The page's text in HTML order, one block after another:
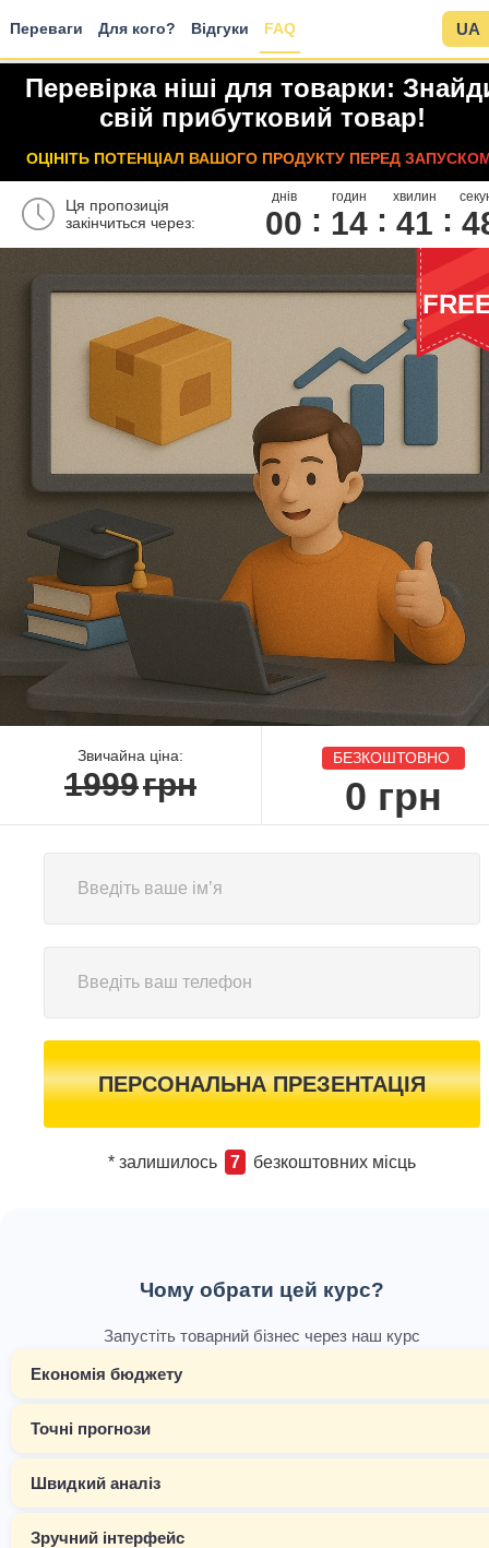
Переваги Для кого? Відгуки FAQ UA
Перевірка ніші для товарки:
свій прибутковий товар!
ОЦІНІТЬ ПОТЕНЦІАЛ ВАШОГО ПРОДУКТУ ПЕРЕД
Ця пропозиція
закінчиться через:
днів
00
годин
14
хвилин
41 4
Звичайна ціна:
1999грн
БЕЗКОШТОВНО
0 грн
ПЕРСОНАЛЬНА ПРЕЗЕНТАЦІЯ
* залишилось 7 безкоштовних місць
Чому обрати цей курс?
Запустіть товарний бізнес через наш курс
Економія бюджету
Точні прогнози
Швидкий аналіз
Зручний інтерфейс